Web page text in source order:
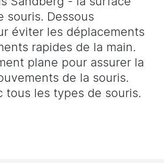
souris. Dessous
éviter les déplacements
rapides de la main.
plane pour assurer la
de la souris.
tous les types de souris.